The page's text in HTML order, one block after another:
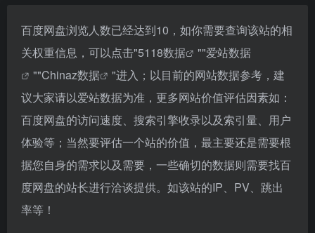
百度网盘浏览人数已经达到10，如你需要查询该站的相
关权重信息，可以点击"5118数据 ""爱站数据
""Chinaz数据
"进入；以目前的网站数据参考，建
议大家请以爱站数据为准，更多网站价值评估因素如：
百度网盘的访问速度、搜索引擎收录以及索引量、用户
体验等；当然要评估一个站的价值，最主要还是需要根
据您自身的需求以及需要，一些确切的数据则需要找百
度网盘的站长进行洽谈提供。如该站的IP、PV、跳出
率等！